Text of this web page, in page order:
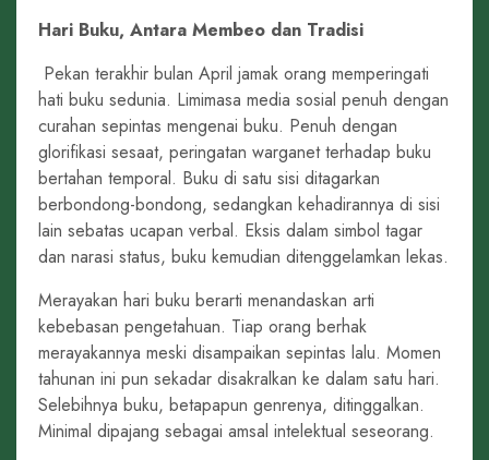
Hari Buku, Antara Membeo dan Tradisi
Pekan terakhir bulan April jamak orang memperingati
hati buku sedunia. Limimasa media sosial penuh dengan
curahan sepintas mengenai buku. Penuh dengan
glorifikasi sesaat, peringatan warganet terhadap buku
bertahan temporal. Buku di satu sisi ditagarkan
berbondong-bondong, sedangkan kehadirannya di sisi
lain sebatas ucapan verbal. Eksis dalam simbol tagar
dan narasi status, buku kemudian ditenggelamkan lekas.
Merayakan hari buku berarti menandaskan arti
kebebasan pengetahuan. Tiap orang berhak
merayakannya meski disampaikan sepintas lalu. Momen
tahunan ini pun sekadar disakralkan ke dalam satu hari.
Selebihnya buku, betapapun genrenya, ditinggalkan.
Minimal dipajang sebagai amsal intelektual seseorang.